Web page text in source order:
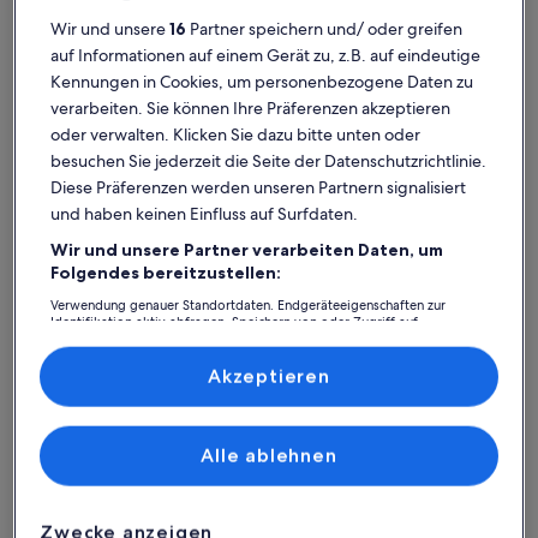
Ferienhaus Ferienwohnung/Apartment
Komische Oper Berlin: Finde
deine perfekte Unterkunft
Wir und unsere16 Partner speichern und/ oder greifen
auf Informationen auf einem Gerät zu, z.B. auf eindeutige
Kennungen in Cookies, um personenbezogene Daten zu
verarbeiten. Sie können Ihre Präferenzen akzeptieren
oder verwalten. Klicken Sie dazu bitte unten oder
besuchen Sie jederzeit die Seite der Datenschutzrichtlinie.
Diese Präferenzen werden unseren Partnern signalisiert
und haben keinen Einfluss auf Surfdaten.
Wir und unsere Partner verarbeiten Daten, um
Folgendes bereitzustellen:
Verwendung genauer Standortdaten. Endgeräteeigenschaften zur
Identifikation aktiv abfragen. Speichern von oder Zugriff auf
Inhalte, Messung von Werbeleistung und der Performance von Inhalten,
Zielgruppenforschung sowie Entwicklung und Verbesserung von
Liste der Partner (Lieferanten)
Zwecke anzeigen
Alle ablehnen
Akzeptieren